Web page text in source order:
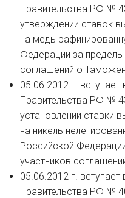
Правительства РФ №
утверждении ставок
на медь
Федерации за пределы
соглашений о
05.06.2012 г. вступает
Правительства РФ №
установлении ставки
на никель
Российской
участников
05.06.2012 г. вступает
Правительства РФ №